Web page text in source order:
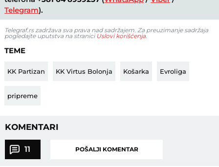
Telegram).
Telegraf.rs zadržava sva prava nad sadržajem. Za preuzimanje sadržaja
pogledajte uputstva na stranici Uslovi korišćenja.
TEME
KK Partizan KK Virtus Bolonja Košarka Evroliga
pripreme
KOMENTARI
11 POŠALJI KOMENTAR